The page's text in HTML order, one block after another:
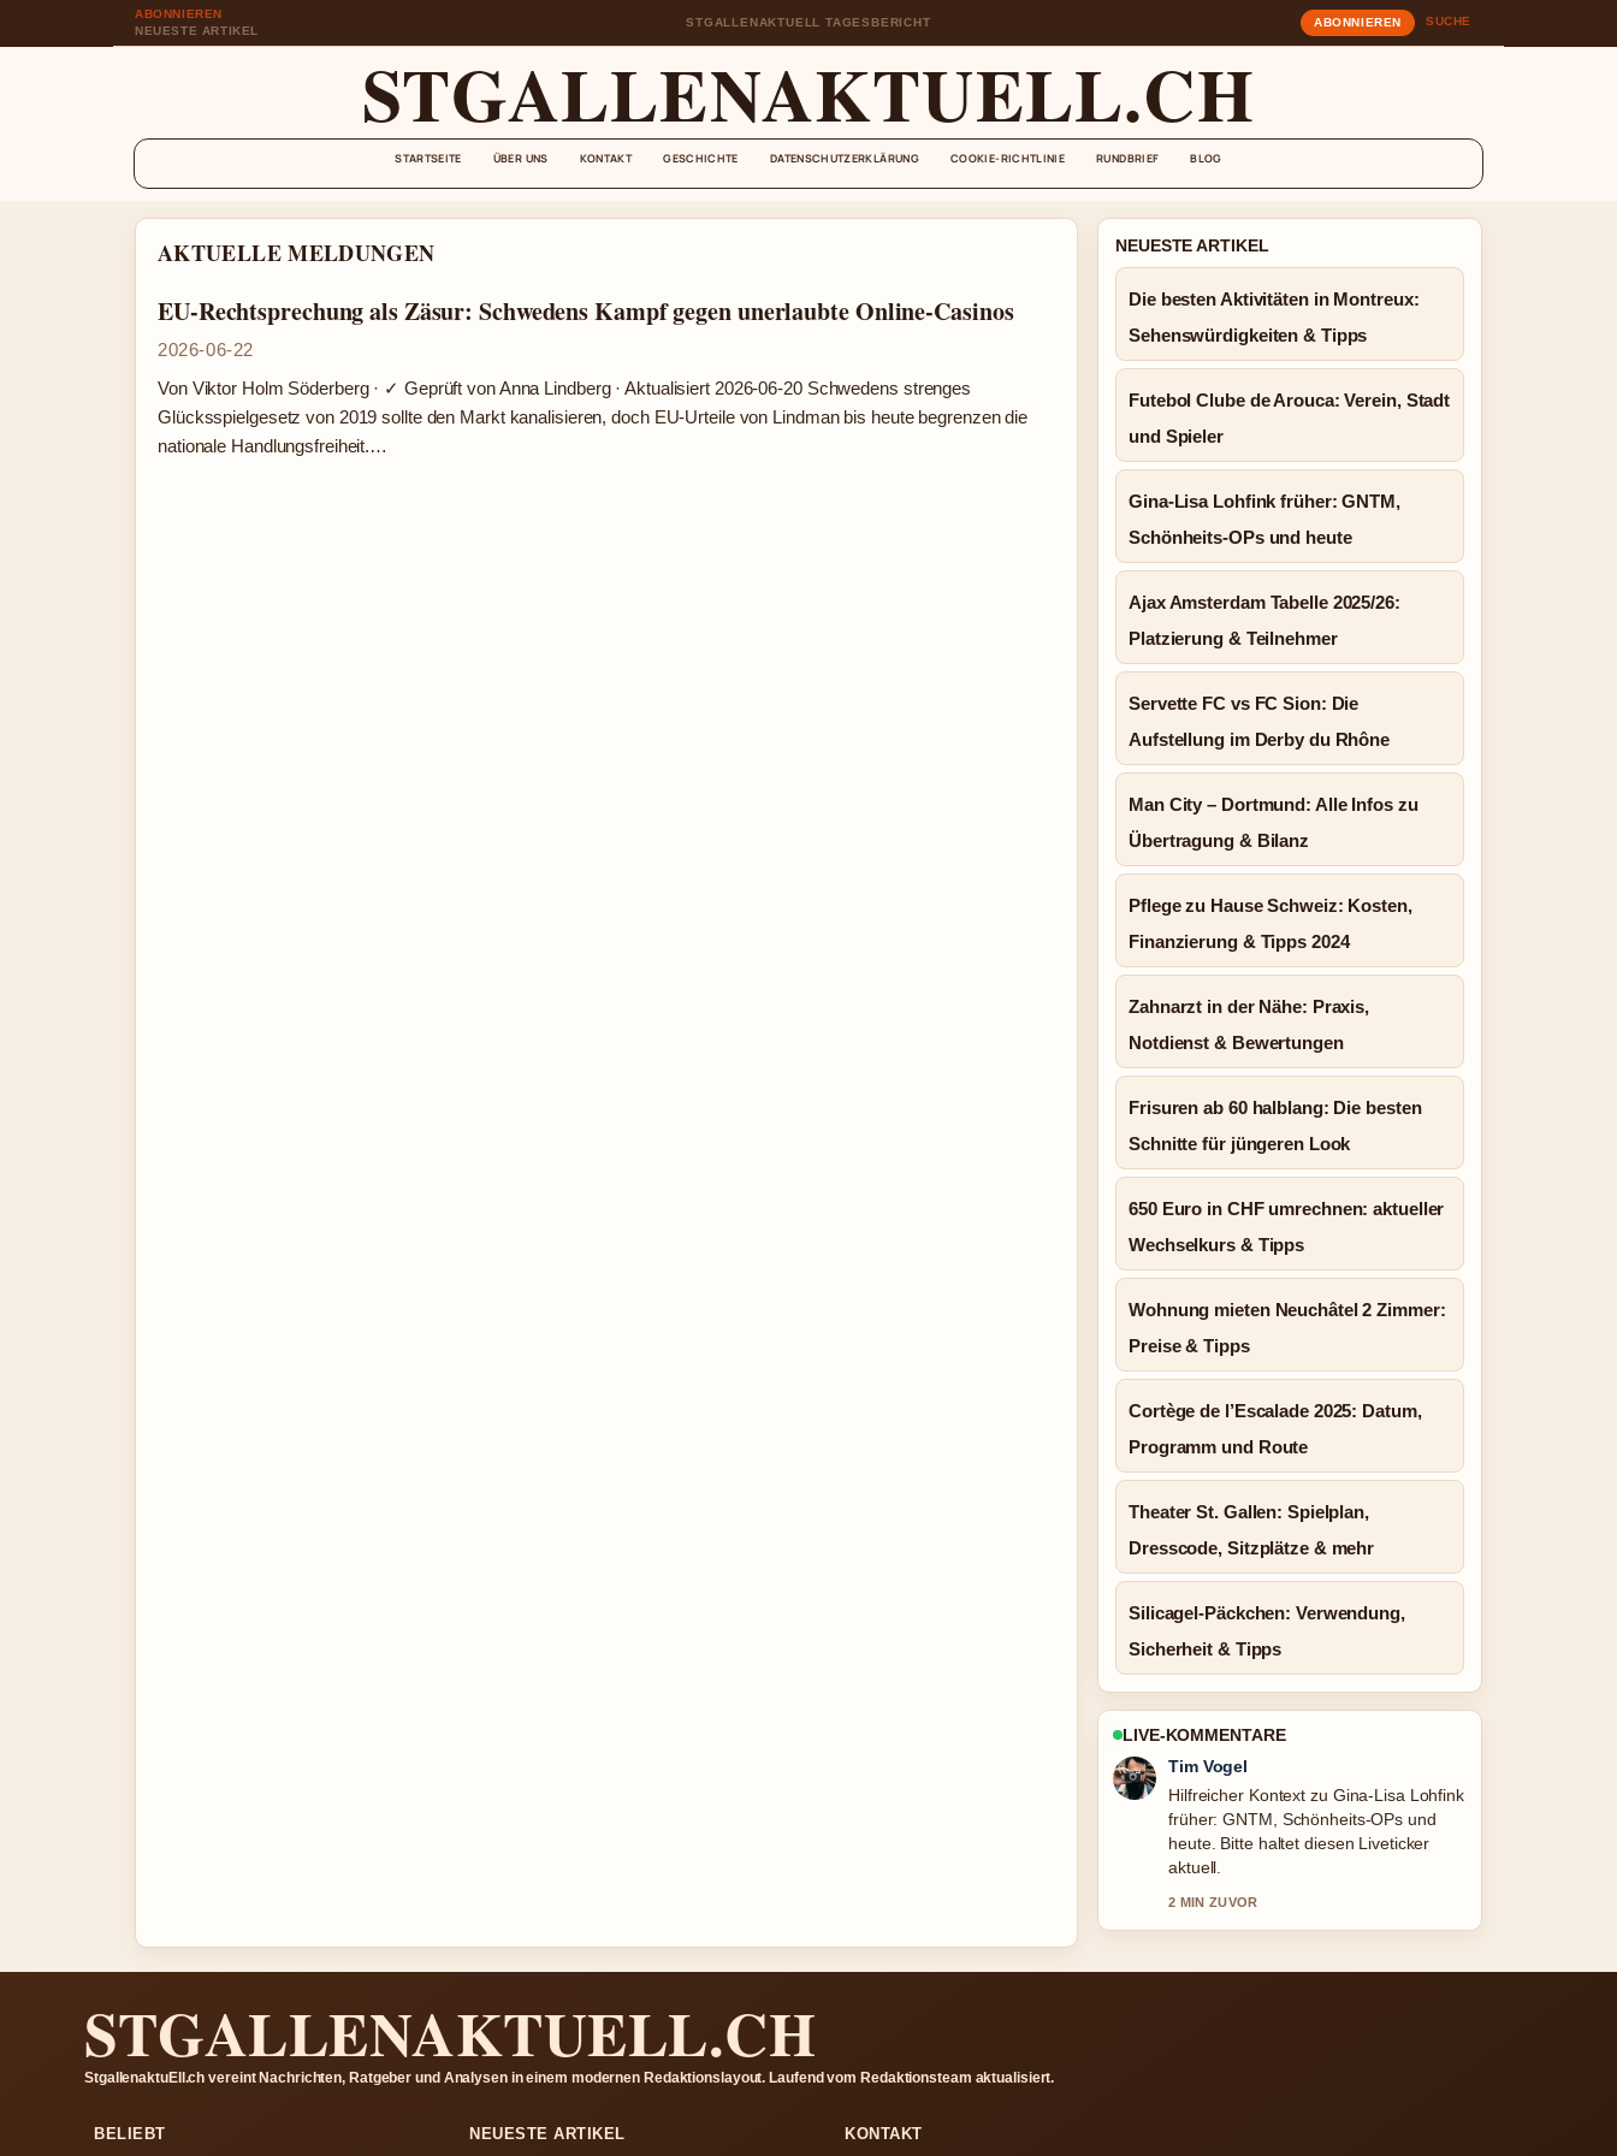
ABONNIEREN
NEUESTE ARTIKEL
STGALLENAKTUELL TAGESBERICHT ABONNIEREN SUCHE
STGALLENAKTUELL.CH
STARTSEITE ÜBER UNS KONTAKT GESCHICHTE DATENSCHUTZERKLÄRUNG COOKIE-RICHTLINIE RUNDBRIEF BLOG
AKTUELLE MELDUNGEN
EU-Rechtsprechung als Zäsur: Schwedens Kampf gegen unerlaubte Online-Casinos
2026-06-22
Von Viktor Holm Söderberg · ✓ Geprüft von Anna Lindberg · Aktualisiert 2026-06-20 Schwedens strenges
Glücksspielgesetz von 2019 sollte den Markt kanalisieren, doch EU-Urteile von Lindman bis heute begrenzen die
nationale Handlungsfreiheit.…
NEUESTE ARTIKEL
Die besten Aktivitäten in Montreux:
Sehenswürdigkeiten & Tipps
Futebol Clube de Arouca: Verein, Stadt
und Spieler
Gina-Lisa Lohfink früher: GNTM,
Schönheits-OPs und heute
Ajax Amsterdam Tabelle 2025/26:
Platzierung & Teilnehmer
Servette FC vs FC Sion: Die
Aufstellung im Derby du Rhône
Man City – Dortmund: Alle Infos zu
Übertragung & Bilanz
Pflege zu Hause Schweiz: Kosten,
Finanzierung & Tipps 2024
Zahnarzt in der Nähe: Praxis,
Notdienst & Bewertungen
Frisuren ab 60 halblang: Die besten
Schnitte für jüngeren Look
650 Euro in CHF umrechnen: aktueller
Wechselkurs & Tipps
Wohnung mieten Neuchâtel 2 Zimmer:
Preise & Tipps
Cortège de l’Escalade 2025: Datum,
Programm und Route
Theater St. Gallen: Spielplan,
Dresscode, Sitzplätze & mehr
Silicagel-Päckchen: Verwendung,
Sicherheit & Tipps
LIVE-KOMMENTARE
Tim Vogel
Hilfreicher Kontext zu Gina-Lisa Lohfink
früher: GNTM, Schönheits-OPs und
heute. Bitte haltet diesen Liveticker
aktuell.
2 MIN ZUVOR
STGALLENAKTUELL.CH
StgallenaktuEll.ch vereint Nachrichten, Ratgeber und Analysen in einem modernen Redaktionslayout. Laufend vom Redaktionsteam aktualisiert.
BELIEBT NEUESTE ARTIKEL KONTAKT